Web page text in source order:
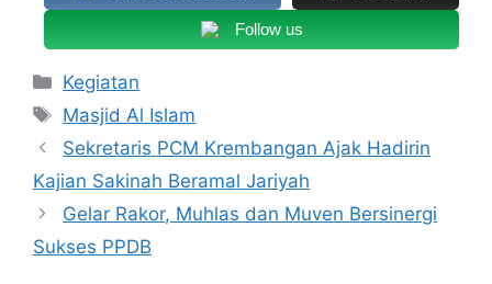
Follow us
Kategori
Kegiatan
Tag
Masjid Al Islam
Sekretaris PCM Krembangan Ajak Hadirin
Kajian Sakinah Beramal Jariyah
Gelar Rakor, Muhlas dan Muven Bersinergi
Sukses PPDB